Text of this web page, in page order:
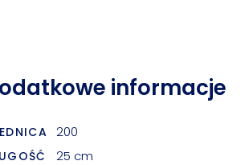
informacje
200
25 cm